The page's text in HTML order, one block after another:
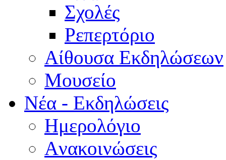
Σχολές
Ρεπερτόριο
Aίθουσα Εκδηλώσεων
Μουσείο
Νέα - Εκδηλώσεις
Ημερολόγιο
Aνακοινώσεις